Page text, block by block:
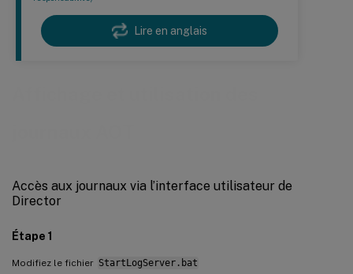
Lire en anglais
Accès aux journaux via l’interface utilisateur de
Director
Étape 1
Modifiez le fichier StartLogServer.bat